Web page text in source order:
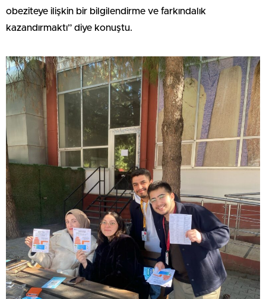
obeziteye ilişkin bir bilgilendirme ve farkındalık
kazandırmaktı” diye konuştu.